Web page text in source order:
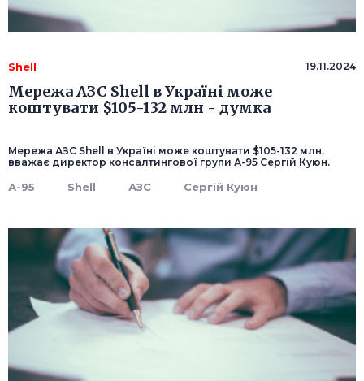
Shell 19.11.2024
Мережа АЗС Shell в Україні може
коштувати $105-132 млн - думка
Мережа АЗС Shell в Україні може коштувати $105-132 млн,
вважає директор консалтингової групи А-95 Сергій Куюн.
А-95 Shell АЗС Сергій Куюн